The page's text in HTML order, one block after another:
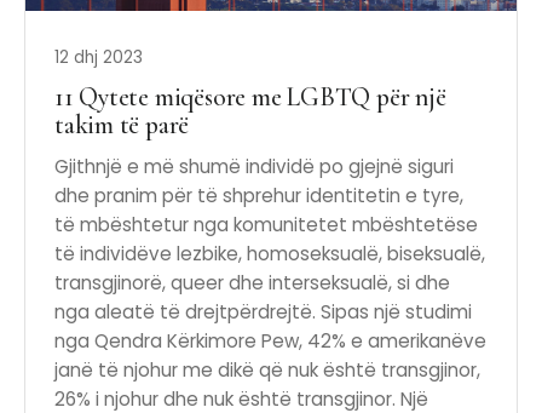
12 dhj 2023
11 Qytete miqësore me LGBTQ për një
takim të parë
Gjithnjë e më shumë individë po gjejnë siguri
dhe pranim për të shprehur identitetin e tyre,
të mbështetur nga komunitetet mbështetëse
të individëve lezbike, homoseksualë, biseksualë,
transgjinorë, queer dhe interseksualë, si dhe
nga aleatë të drejtpërdrejtë. Sipas një studimi
nga Qendra Kërkimore Pew, 42% e amerikanëve
janë të njohur me dikë që nuk është transgjinor,
26% i njohur dhe nuk është transgjinor. Një